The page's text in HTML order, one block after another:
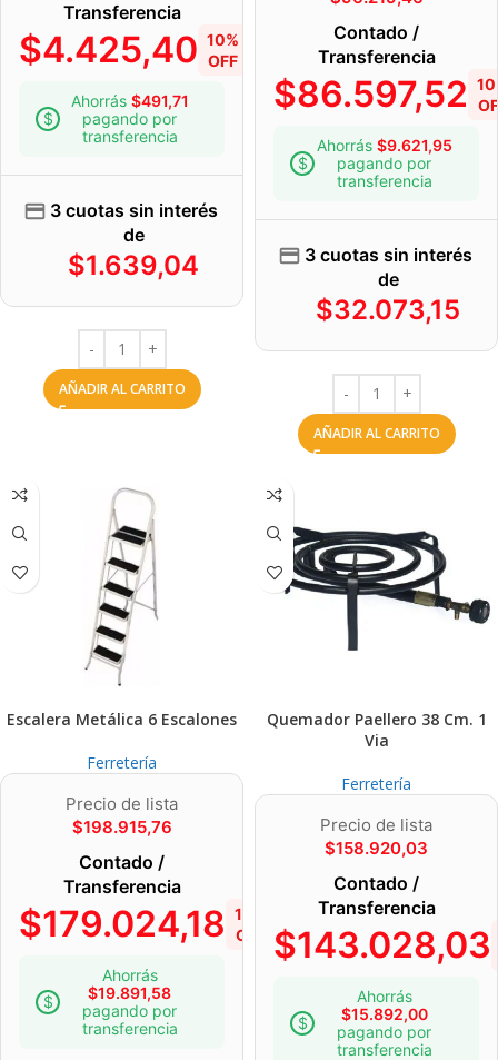
Transferencia
$4.425,40 10%
OFF
Ahorrás $491,71
pagando por
transferencia
3 cuotas sin interés
de
$1.639,04
AÑADIR AL CARRITO
Contado /
Transferencia
$86.597,52
Ahorrás $9.621,95
pagando por
transferencia
3 cuotas sin interés
de
$32.073,15
AÑADIR AL CARRITO
Escalera Metálica 6 Escalones
Ferretería
Precio de lista
$198.915,76
Contado /
Transferencia
$179.024,18 10%
OFF
Ahorrás
$19.891,58
pagando por
transferencia
Quemador Paellero 38 Cm. 1
Via
Ferretería
Precio de lista
$158.920,03
Contado /
Transferencia
$143.028,03
Ahorrás
$15.892,00
pagando por
transferencia